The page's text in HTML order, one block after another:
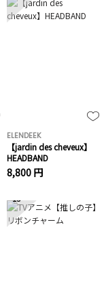
ELENDEEK
【jardin des cheveux】
HEADBAND
8,800 円
15